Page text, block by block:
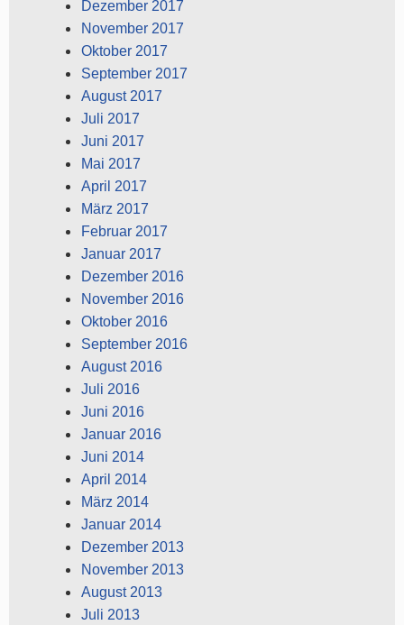
Dezember 2017
November 2017
Oktober 2017
September 2017
August 2017
Juli 2017
Juni 2017
Mai 2017
April 2017
März 2017
Februar 2017
Januar 2017
Dezember 2016
November 2016
Oktober 2016
September 2016
August 2016
Juli 2016
Juni 2016
Januar 2016
Juni 2014
April 2014
März 2014
Januar 2014
Dezember 2013
November 2013
August 2013
Juli 2013